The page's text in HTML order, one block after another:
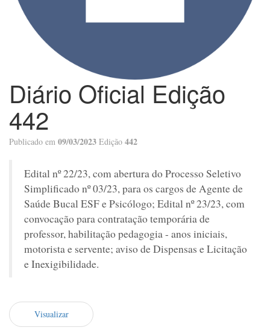
Diário Oficial Edição
442
Publicado em 09/03/2023 Edição 442
Edital nº 22/23, com abertura do Processo Seletivo
Simplificado nº 03/23, para os cargos de Agente de
Saúde Bucal ESF e Psicólogo; Edital nº 23/23, com
convocação para contratação temporária de
professor, habilitação pedagogia - anos iniciais,
motorista e servente; aviso de Dispensas e Licitação
e Inexigibilidade.
Visualizar